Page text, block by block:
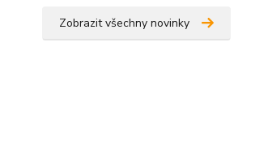
Zobrazit všechny novinky